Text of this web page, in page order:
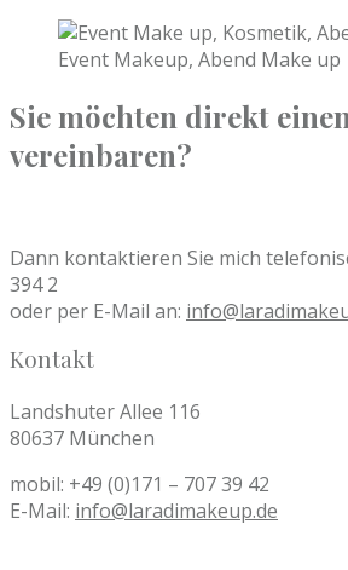
Sie möchten direkt
vereinbaren?
Dann kontaktieren Sie mich
394 2
oder per E-Mail an:
Kontakt
Landshuter Allee 116
80637 München
mobil: +49 (0)171 – 707 39 42
E-Mail: info@laradimakeup.de